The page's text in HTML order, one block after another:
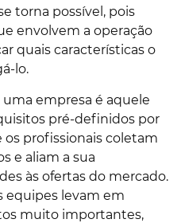
torna possível, pois
envolvem a operação
quais características o
lo.
empresa é aquele
pré-definidos por
profissionais coletam
e aliam a sua
às ofertas do mercado.
equipes levam em
muito importantes,